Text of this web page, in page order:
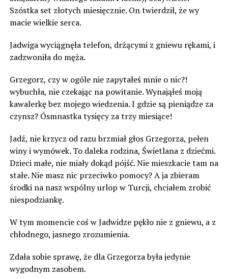
Szóstka set złotych miesięcznie. On twierdził, że wy
macie wielkie serca.
Jadwiga wyciągnęła telefon, drżącymi z gniewu rękami, i
zadzwoniła do męża.
Grzegorz, czy w ogóle nie zapytałeś mnie o nic?!
wybuchła, nie czekając na powitanie. Wynająłeś moją
kawalerkę bez mojego wiedzenia. I gdzie są pieniądze za
czynsz? Ósmnastka tysięcy za trzy miesiące!
Jadź, nie krzycz od razu brzmiał głos Grzegorza, pełen
winy i wymówek. To daleka rodzina, Świetlana z dziećmi.
Dzieci małe, nie miały dokąd pójść. Nie mieszkacie tam na
stałe. Nie masz nic przeciwko pomocy? A ja zbieram
środki na nasz wspólny urlop w Turcji, chciałem zrobić
niespodziankę.
W tym momencie coś w Jadwidze pękło nie z gniewu, a z
chłodnego, jasnego zrozumienia.
Zdała sobie sprawę, że dla Grzegorza była jedynie
wygodnym zasobem.